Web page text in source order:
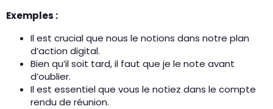
Exemples :
Il est crucial que nous le notions dans notre plan
d’action digital.
Bien qu’il soit tard, il faut que je le note avant
d’oublier.
Il est essentiel que vous le notiez dans le compte
rendu de réunion.